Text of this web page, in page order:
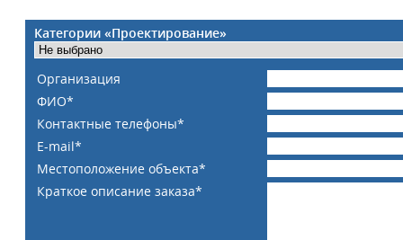
Категории «Проектирование»
Организация
ФИО*
Контактные телефоны*
E-mail*
Местоположение объекта*
Краткое описание заказа*